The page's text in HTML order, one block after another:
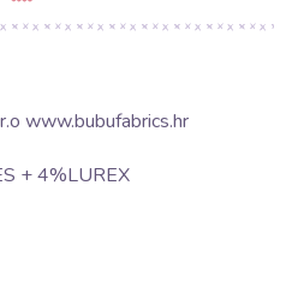
www.bubufabrics.hr
+ 4%LUREX